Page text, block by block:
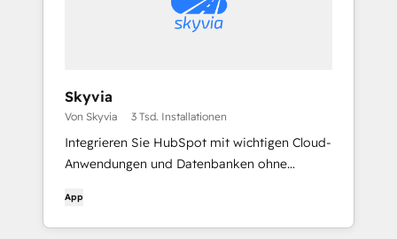
Skyvia
Von Skyvia 3 Tsd. Installationen
Integrieren Sie HubSpot mit wichtigen Cloud-
Anwendungen und Datenbanken ohne
App